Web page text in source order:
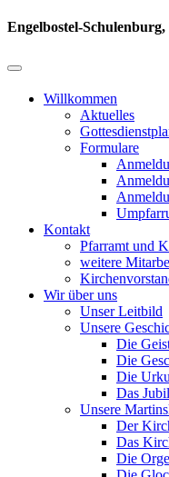
Engelbostel-
Willkommen
Aktuelles
Formulare
Kontakt
Pfarramt und
weitere
Wir über uns
Unser Leitbild
Unsere
Die
Die
Die
Das
Unsere
Der
Das
Die